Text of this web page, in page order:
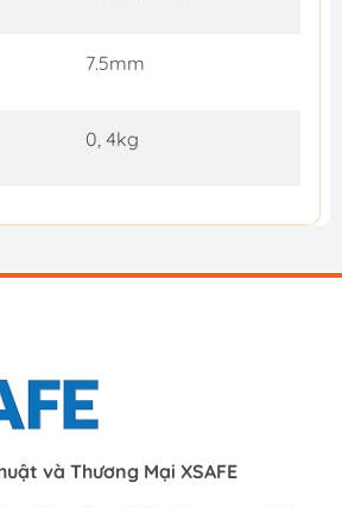
7.5mm
0, 4kg
và Thương Mại XSAFE